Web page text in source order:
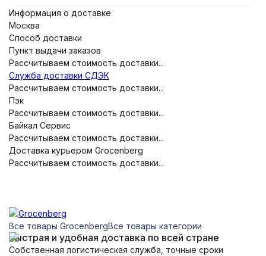
Информация о доставке
Москва
Способ доставки
Пункт выдачи заказов
Рассчитываем стоимость доставки...
Служба доставки СДЭК
Рассчитываем стоимость доставки...
Пэк
Рассчитываем стоимость доставки...
Байкал Сервис
Рассчитываем стоимость доставки...
Доставка курьером Grocenberg
Рассчитываем стоимость доставки...
Все товары GrocenbergВсе товары категории
Быстрая и удобная доставка по всей стране
Собственная логистическая служба, точные сроки